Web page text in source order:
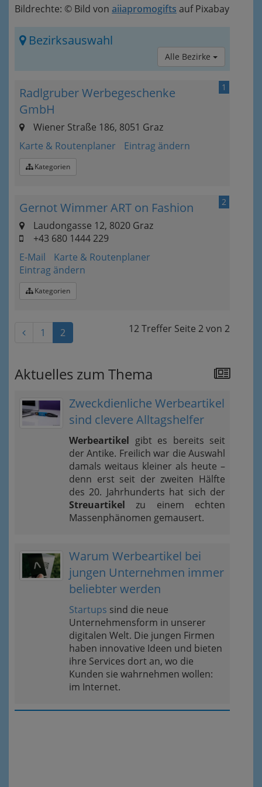
Bildrechte: © Bild von aiiapromogifts auf Pixabay
Bezirksauswahl
Alle Bezirke
1
Radlgruber Werbegeschenke
GmbH
Wiener Straße 186, 8051 Graz
Karte & Routenplaner
Eintrag ändern
Kategorien
2
Gernot Wimmer ART on Fashion
Laudongasse 12, 8020 Graz
+43 680 1444 229
E-Mail
Karte & Routenplaner
Eintrag ändern
Kategorien
12 Treffer Seite 2von 2
1 2
Aktuelles zum Thema
Zweckdienliche Werbeartikel
sind clevere Alltagshelfer
Werbeartikel gibt es bereits seit
der Antike. Freilich war die Auswahl
damals weitaus kleiner als heute –
denn erst seit der zweiten Hälfte
des 20. Jahrhunderts hat sich der
Streuartikel zu einem echten
Massenphänomen gemausert.
Warum Werbeartikel bei
jungen Unternehmen immer
beliebter werden
Startups sind die neue
Unternehmensform in unserer
digitalen Welt. Die jungen Firmen
haben innovative Ideen und bieten
ihre Services dort an, wo die
Kunden sie wahrnehmen wollen:
im Internet.